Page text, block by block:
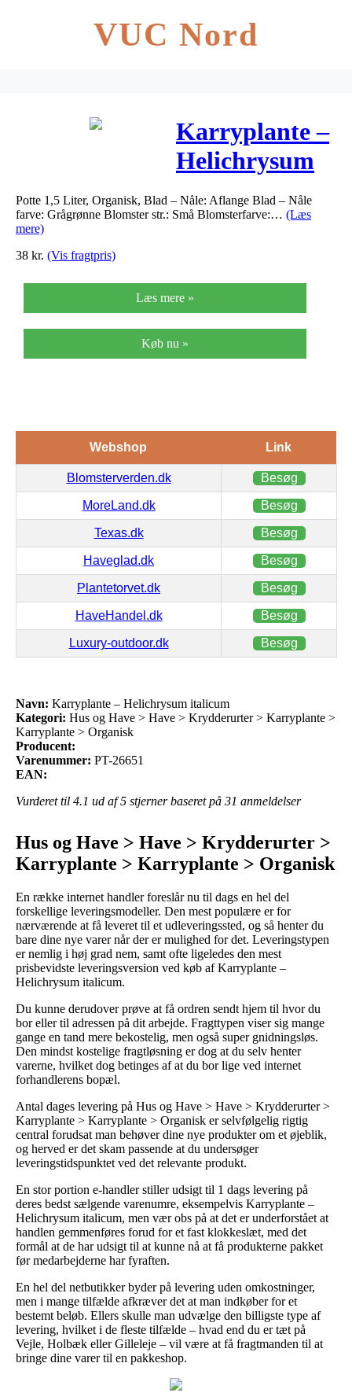
VUC Nord
Karryplante –
Helichrysum
italicum
Potte 1,5 Liter, Organisk, Blad – Nåle: Aflange Blad – Nåle
farve: Grågrønne Blomster str.: Små Blomsterfarve:… (Læs
mere)
38 kr. (Vis fragtpris)
Læs mere »
Køb nu »
Webshop Link
Blomsterverden.dk Besøg
MoreLand.dk Besøg
Texas.dk Besøg
Haveglad.dk Besøg
Plantetorvet.dk Besøg
HaveHandel.dk Besøg
Luxury-outdoor.dk Besøg
Navn: Karryplante – Helichrysum italicum
Kategori: Hus og Have > Have > Krydderurter > Karryplante >
Karryplante > Organisk
Producent:
Varenummer: PT-26651
EAN:
Vurderet til 4.1 ud af 5 stjerner baseret på 31 anmeldelser
Hus og Have > Have > Krydderurter >
Karryplante > Karryplante > Organisk
En række internet handler foreslår nu til dags en hel del
forskellige leveringsmodeller. Den mest populære er for
nærværende at få leveret til et udleveringssted, og så henter du
bare dine nye varer når der er mulighed for det. Leveringstypen
er nemlig i høj grad nem, samt ofte ligeledes den mest
prisbevidste leveringsversion ved køb af Karryplante –
Helichrysum italicum.
Du kunne derudover prøve at få ordren sendt hjem til hvor du
bor eller til adressen på dit arbejde. Fragttypen viser sig mange
gange en tand mere bekostelig, men også super gnidningsløs.
Den mindst kostelige fragtløsning er dog at du selv henter
varerne, hvilket dog betinges af at du bor lige ved internet
forhandlerens bopæl.
Antal dages levering på Hus og Have > Have > Krydderurter >
Karryplante > Karryplante > Organisk er selvfølgelig rigtig
central forudsat man behøver dine nye produkter om et øjeblik,
og herved er det skam passende at du undersøger
leveringstidspunktet ved det relevante produkt.
En stor portion e-handler stiller udsigt til 1 dags levering på
deres bedst sælgende varenumre, eksempelvis Karryplante –
Helichrysum italicum, men vær obs på at det er underforstået at
handlen gemmenføres forud for et fast klokkeslæt, med det
formål at de har udsigt til at kunne nå at få produkterne pakket
før medarbejderne har fyraften.
En hel del netbutikker byder på levering uden omkostninger,
men i mange tilfælde afkræver det at man indkøber for et
bestemt beløb. Ellers skulle man udvælge den billigste type af
levering, hvilket i de fleste tilfælde – hvad end du er tæt på
Vejle, Holbæk eller Gilleleje – vil være at få fragtmanden til at
bringe dine varer til en pakkeshop.